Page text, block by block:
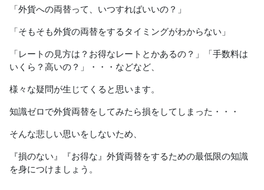
「外貨への両替って、いつすればいいの？」
「そもそも外貨の両替をするタイミングがわからない」
「レートの見方は？お得なレートとかあるの？」「手数料は
いくら？高いの？」・・・などなど、
様々な疑問が生じてくると思います。
知識ゼロで外貨両替をしてみたら損をしてしまった・・・
そんな悲しい思いをしないため、
『損のない』『お得な』外貨両替をするための最低限の知識
を身につけましょう。